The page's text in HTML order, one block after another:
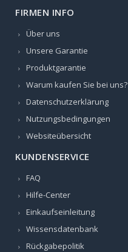
FIRMEN INFO
Über uns
Unsere Garantie
Produktgarantie
Warum kaufen Sie bei uns?
Datenschutzerklärung
Nutzungsbedingungen
Websiteübersicht
KUNDENSERVICE
FAQ
Hilfe-Center
Einkaufseinleitung
Wissensdatenbank
Rückgabepolitik